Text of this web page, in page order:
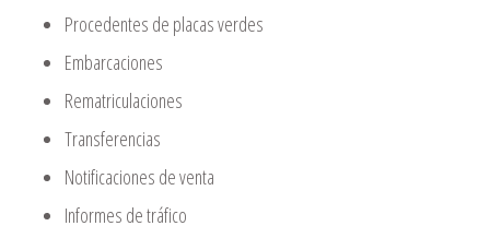
Procedentes de placas verdes
Embarcaciones
Rematriculaciones
Transferencias
Notificaciones de venta
Informes de tráfico